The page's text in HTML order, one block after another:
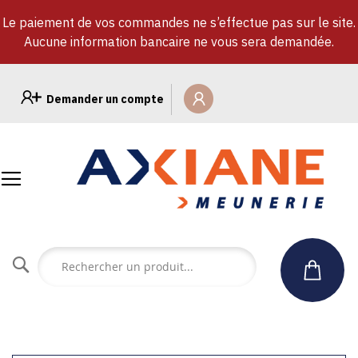
contenu
Demander un compte
Le paiement de vos commandes ne s’effectue pas sur le site.
Aucune information bancaire ne vous sera demandée.
Rechercher